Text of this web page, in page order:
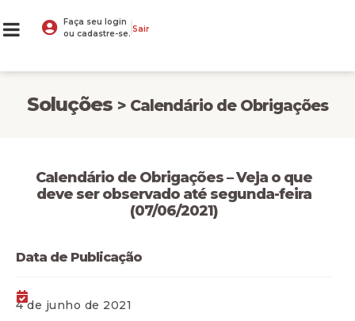
Faça seu login
ou cadastre-se. Sair
Soluções > Calendário de Obrigações
Calendário de Obrigações – Veja o que
deve ser observado até segunda-feira
(07/06/2021)
Data de Publicação
4 de junho de 2021